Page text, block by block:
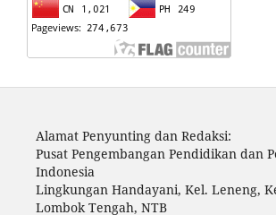
Alamat Penyunting dan Redaksi:
Pusat Pengembangan Pendidikan dan
Indonesia
Lingkungan Handayani, Kel. Leneng,
Lombok Tengah, NTB